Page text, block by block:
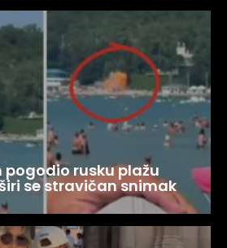
pogodio rusku plažu
se stravičan snimak